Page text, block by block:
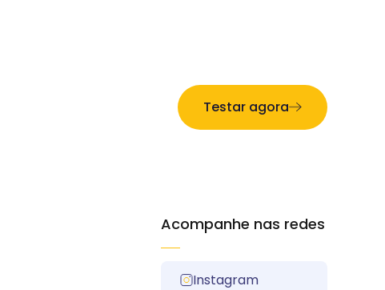
Testar agora
Acompanhe nas redes
Instagram